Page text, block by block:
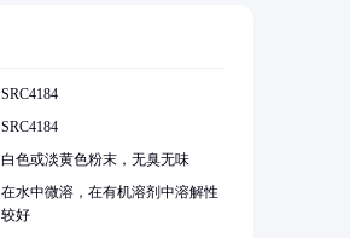
SRC4184
SRC4184
白色或淡黄色粉末，无臭无味
在水中微溶，在有机溶剂中溶解性
较好